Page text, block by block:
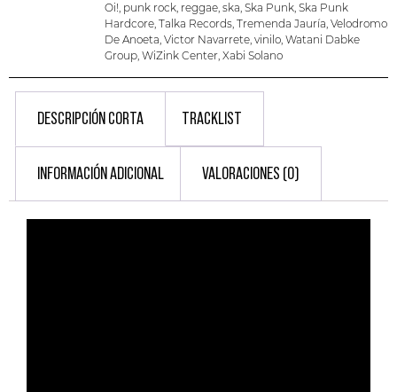
Oi!, punk rock, reggae, ska, Ska Punk, Ska Punk
Hardcore, Talka Records, Tremenda Jauría, Velodromo
De Anoeta, Victor Navarrete, vinilo, Watani Dabke
Group, WiZink Center, Xabi Solano
DESCRIPCIÓN CORTA TRACKLIST
INFORMACIÓN ADICIONAL VALORACIONES (0)